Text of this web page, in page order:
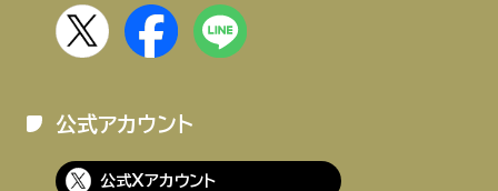
公式アカウント
公式Xアカウント